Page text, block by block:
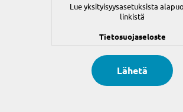
Lue yksityisyysasetuksista
linkistä
Tietosuojaseloste